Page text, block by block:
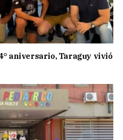
aniversario, Taraguy vivió